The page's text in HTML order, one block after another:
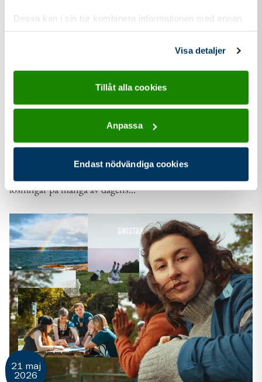
Dessa kan i sin tur kombinera informationen med annan
information som du har tillhandahållit eller som de har
Visa detaljer
Tillåt alla cookies
Anpassa
Endast nödvändiga cookies
2026
Nyhet
Scouterna i dialog med riksdagspolitiker: Stärk
Inför höstens riksdagsval träffar Scouterna politiker från
olika partier för att berätta om hur Scouterna bidrar med
lösningar på många av dagens...
21 maj
2026